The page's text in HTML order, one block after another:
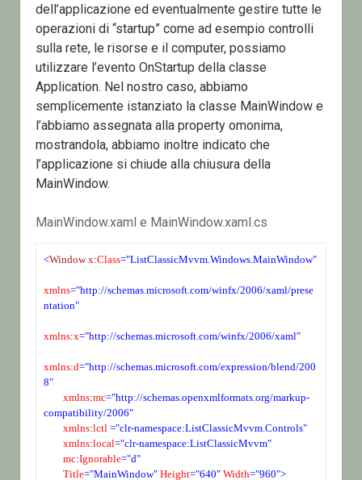
dell’applicazione ed eventualmente gestire tutte le
operazioni di “startup” come ad esempio controlli
sulla rete, le risorse e il computer, possiamo
utilizzare l’evento OnStartup della classe
Application. Nel nostro caso, abbiamo
semplicemente istanziato la classe MainWindow e
l’abbiamo assegnata alla property omonima,
mostrandola, abbiamo inoltre indicato che
l’applicazione si chiude alla chiusura della
MainWindow.
MainWindow.xaml e MainWindow.xaml.cs
<Window x:Class="ListClassicMvvm.Windows.MainWindow"
xmlns="http://schemas.microsoft.com/winfx/2006/xaml/prese
ntation"
xmlns:x="http://schemas.microsoft.com/winfx/2006/xaml"
xmlns:d="http://schemas.microsoft.com/expression/blend/200
8"
xmlns:mc="http://schemas.openxmlformats.org/markup-
compatibility/2006"
    xmlns
:lctl ="clr-namespace:ListClassicMvvm.Controls"
xmlns:local="clr-namespace:ListClassicMvvm"
mc:Ignorable="d"
Title="MainWindow" Height="640" Width="960">